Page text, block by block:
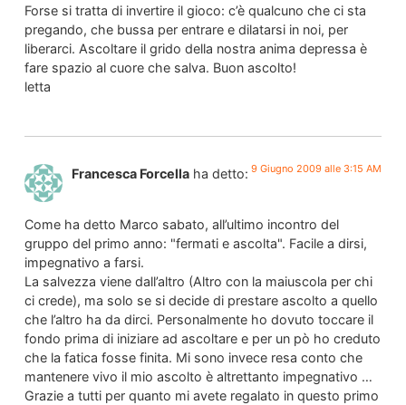
Forse si tratta di invertire il gioco: c’è qualcuno che ci sta
pregando, che bussa per entrare e dilatarsi in noi, per
liberarci. Ascoltare il grido della nostra anima depressa è
fare spazio al cuore che salva. Buon ascolto!
letta
Francesca Forcella ha detto: 9 Giugno 2009 alle 3:15 AM
Come ha detto Marco sabato, all’ultimo incontro del
gruppo del primo anno: "fermati e ascolta". Facile a dirsi,
impegnativo a farsi.
La salvezza viene dall’altro (Altro con la maiuscola per chi
ci crede), ma solo se si decide di prestare ascolto a quello
che l’altro ha da dirci. Personalmente ho dovuto toccare il
fondo prima di iniziare ad ascoltare e per un pò ho creduto
che la fatica fosse finita. Mi sono invece resa conto che
mantenere vivo il mio ascolto è altrettanto impegnativo …
Grazie a tutti per quanto mi avete regalato in questo primo